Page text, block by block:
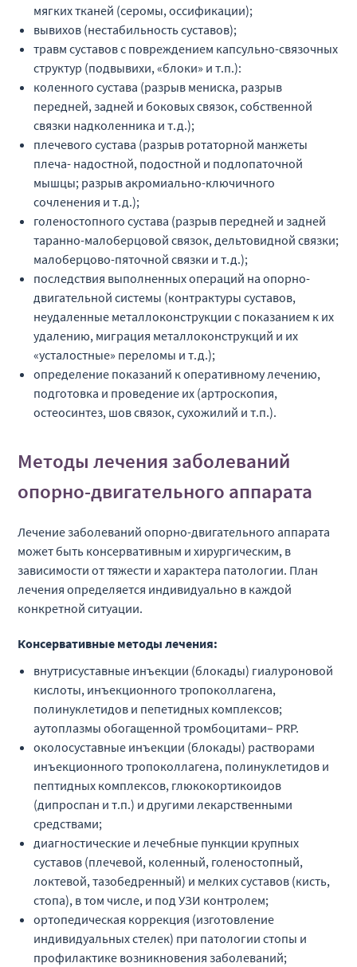
мягких тканей (серомы, оссификации);
вывихов (нестабильность суставов);
травм суставов с повреждением капсульно-связочных
структур (подвывихи, «блоки» и т.п.):
коленного сустава (разрыв мениска, разрыв
передней, задней и боковых связок, собственной
связки надколенника и т.д.);
плечевого сустава (разрыв ротаторной манжеты
плеча- надостной, подостной и подлопаточной
мышцы; разрыв акромиально-ключичного
сочленения и т.д.);
голеностопного сустава (разрыв передней и задней
таранно-малоберцовой связок, дельтовидной связки;
малоберцово-пяточной связки и т.д.);
последствия выполненных операций на опорно-
двигательной системы (контрактуры суставов,
неудаленные металлоконструкции с показанием к их
удалению, миграция металлоконструкций и их
«усталостные» переломы и т.д.);
определение показаний к оперативному лечению,
подготовка и проведение их (артроскопия,
остеосинтез, шов связок, сухожилий и т.п.).
Методы лечения заболеваний
опорно-двигательного аппарата
Лечение заболеваний опорно-двигательного аппарата
может быть консервативным и хирургическим, в
зависимости от тяжести и характера патологии. План
лечения определяется индивидуально в каждой
конкретной ситуации.
Консервативные методы лечения:
внутрисуставные инъекции (блокады) гиалуроновой
кислоты, инъекционного тропоколлагена,
полинуклетидов и пепетидных комплексов;
аутоплазмы обогащенной тромбоцитами– PRP.
околосуставные инъекции (блокады) растворами
инъекционного тропоколлагена, полинуклетидов и
пептидных комплексов, глюкокортикоидов
(дипроспан и т.п.) и другими лекарственными
средствами;
диагностические и лечебные пункции крупных
суставов (плечевой, коленный, голеностопный,
локтевой, тазобедренный) и мелких суставов (кисть,
стопа), в том числе, и под УЗИ контролем;
ортопедическая коррекция (изготовление
индивидуальных стелек) при патологии стопы и
профилактике возникновения заболеваний;